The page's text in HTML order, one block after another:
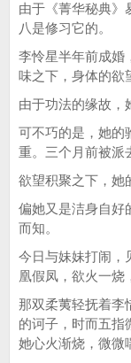
由于《菁华秘典》
八是修习它的。
李怜星半年前成婚
味之下，身体的欲
由于功法的缘故，
可不巧的是，她的
重。三个月前被派
欲望积聚之下，她
偏她又是洁身自好
而知。
今日与妹妹打闹，
凰假凤，欲火一烧
那双柔荑轻抚着李
的诃子，时而五指
她心火渐烧，微微